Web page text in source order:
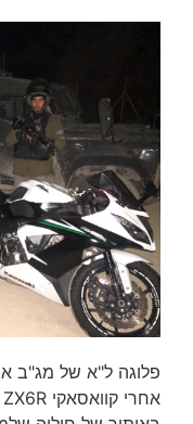
פלוגה ל"א של מג"ב